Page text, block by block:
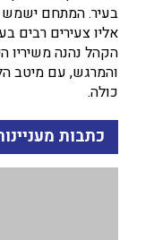
בעיר. המתחם ישמש
אליו צעירים רבים
הקהל נהנה משיריו
והמרגש, עם מיטב
כולה.
כתבות